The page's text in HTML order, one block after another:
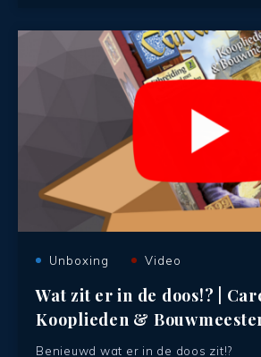
Unboxing Video
Wat zit er in de doos!? |
Kooplieden &
Benieuwd wat er in de doos zit!?